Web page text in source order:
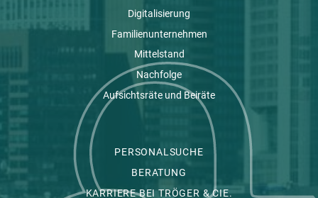
Digitalisierung
Familienunternehmen
Mittelstand
Nachfolge
Aufsichtsräte und Beiräte
PERSONALSUCHE
BERATUNG
KARRIERE BEI TRÖGER & CIE.